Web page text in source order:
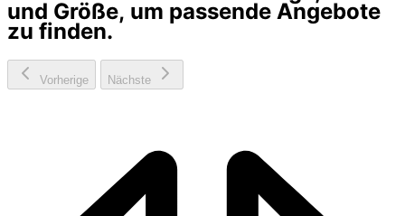
und Größe, um passende Angebote
zu finden.
Vorherige Nächste